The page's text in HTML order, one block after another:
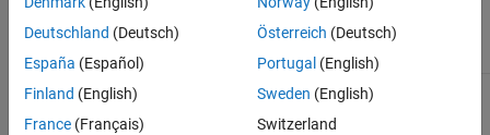
Scopeblock
Deutschland (Deutsch)
España (Español)
Finland (English)
France (Français)
Österreich (Deutsch)
Portugal (English)
Sweden (English)
Switzerland